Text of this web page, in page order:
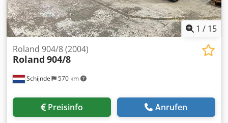
1 / 15
Schijndel 570 km
Roland 904/8 (2004)
Roland 904/8
Preisinfo Anrufen